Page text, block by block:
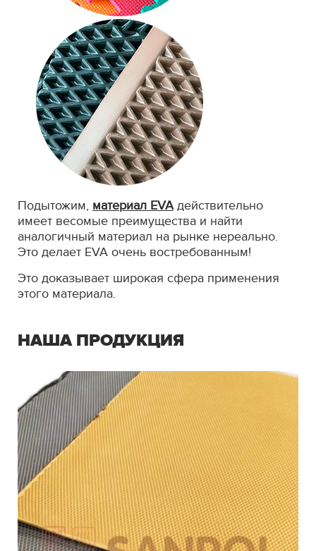
Подытожим, материал EVAдействительно
имеет весомые преимущества и найти
аналогичный материал на рынке нереально.
Это делает EVA очень востребованным!
Это доказывает широкая сфера применения
этого материала.
НАША ПРОДУКЦИЯ